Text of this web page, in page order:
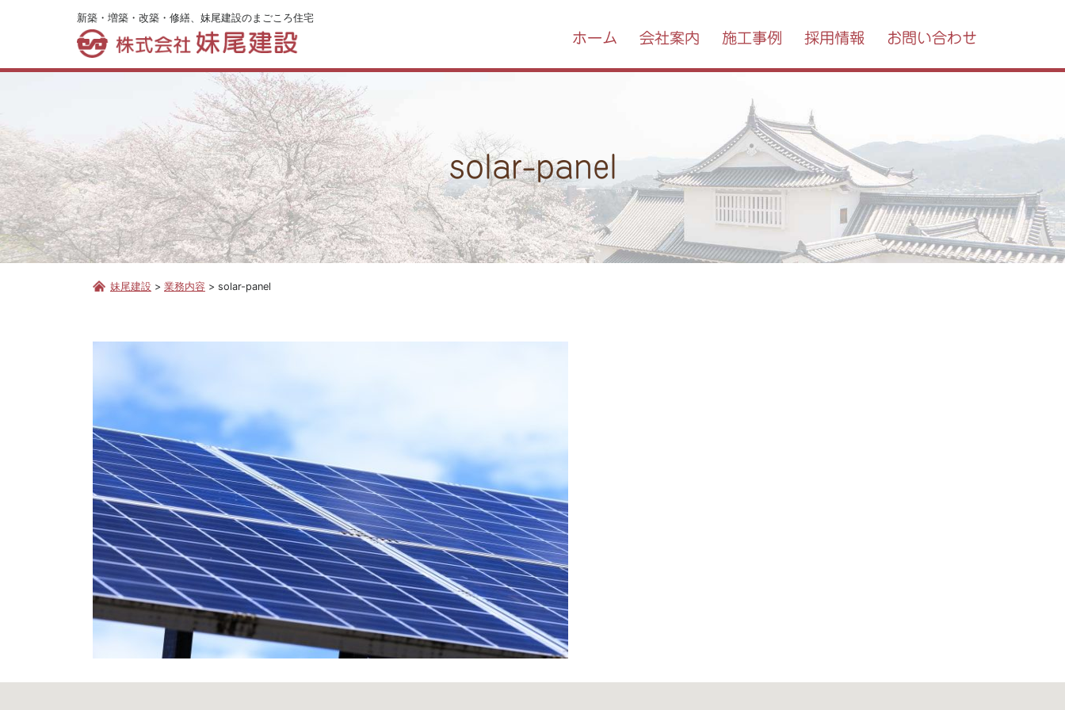
新築・増築・改築・修繕、妹尾建設のまごころ住宅
ホーム 会社案内 施工事例 採用情報 お問い合わせ
solar-panel
妹尾建設 > 業務内容 > solar-panel